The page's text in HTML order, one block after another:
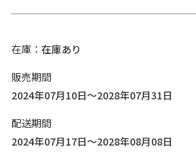
在庫
在庫あり
販売期間
2024年07月10日～2028年07月31日
配送期間
2024年07月17日～2028年08月08日